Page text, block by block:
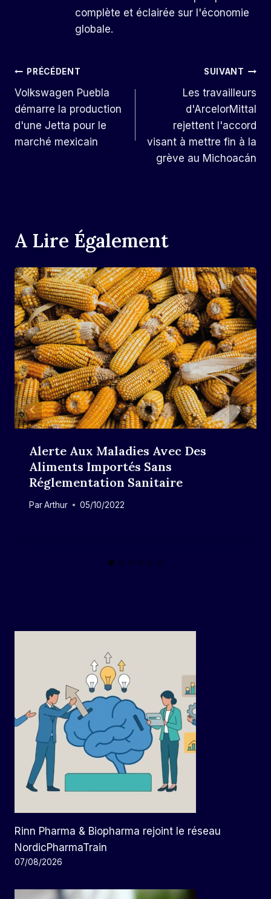
complète et éclairée sur l'économie
globale.
Navigation
De
L’article
PRÉCÉDENT
Volkswagen Puebla
démarre la production
d'une Jetta pour le
marché mexicain
SUIVANT
Les travailleurs
d'ArcelorMittal
rejettent l'accord
visant à mettre fin à la
grève au Michoacán
A Lire Également
Alerte Aux Maladies Avec Des
Aliments Importés Sans
Réglementation Sanitaire
ParArthur 05/10/2022
Rinn Pharma & Biopharma rejoint le réseau
NordicPharmaTrain
07/08/2026